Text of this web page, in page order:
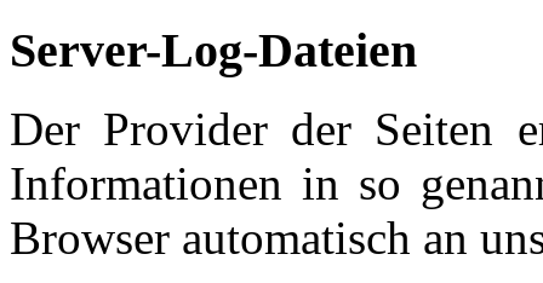
Server-Log-Dateien
Der Provider der Seiten
Informationen in so
Browser automatisch an